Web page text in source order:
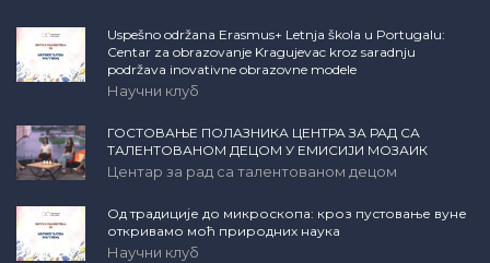
Uspešno održana Erasmus+ Letnja škola u Portugalu:
Centar za obrazovanje Kragujevac kroz saradnju
podržava inovativne obrazovne modele
Научни клуб
ГОСТОВАЊЕ ПОЛАЗНИКА ЦЕНТРА ЗА РАД СА
ТАЛЕНТОВАНОМ ДЕЦОМ У ЕМИСИЈИ МОЗАИК
Центар за рад са талентованом децом
Од традиције до микроскопа: кроз пустовање вуне
откривамо моћ природних наука
Научни клуб